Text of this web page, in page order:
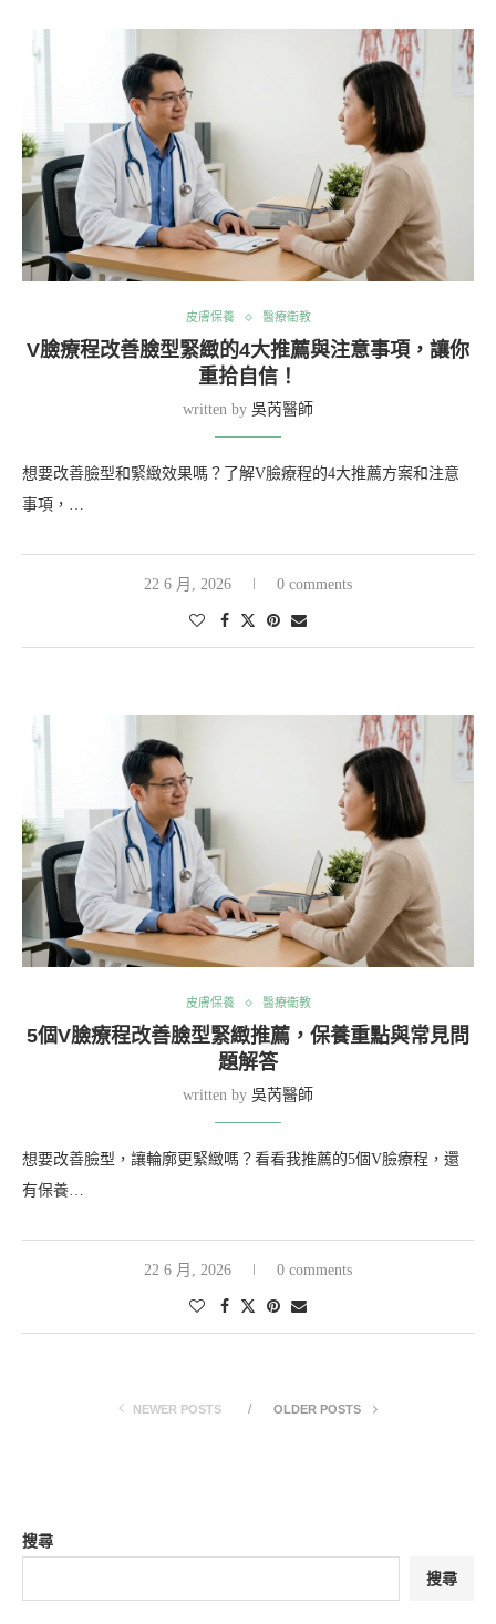
皮膚保養 醫療衛教
V臉療程改善臉型緊緻的4大推薦與注意事項，讓你
重拾自信！
written by 吳芮醫師
想要改善臉型和緊緻效果嗎？了解V臉療程的4大推薦方案和注意
事項，…
22 6 月, 2026 0 comments
皮膚保養 醫療衛教
5個V臉療程改善臉型緊緻推薦，保養重點與常見問
題解答
written by 吳芮醫師
想要改善臉型，讓輪廓更緊緻嗎？看看我推薦的5個V臉療程，還
有保養…
22 6 月, 2026 0 comments
NEWER POSTS OLDER POSTS
搜尋
搜尋